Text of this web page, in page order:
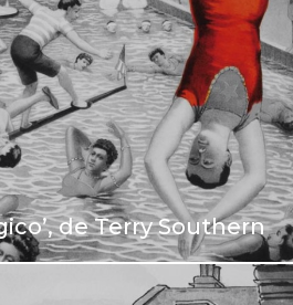
de Terry Southern